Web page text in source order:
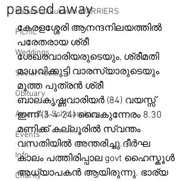
Kedavilakkukal in WARRIERS
Picnic
Weddings
Social Posts
Obituary
Awards & Scholarships
Events
Info
Charity
passed away
കേരളശ്ശേരി ആനന്ദനിലയത്തിൽ
പരേതരായ ശ്രീ
ശേഖരവാരിയരുടെയും, ശ്രീമതി
മാധവിക്കുട്ടി വാരസ്യാരുടെയും
മൂത്ത പുത്രൻ ശ്രീ
ബാലകൃഷ്ണവാരിയർ (84) വയസ്സ്
ഇന്ന് (3-4-24) വൈകുന്നേരം 8.30
മണിക്ക് കല്ലൂരിൽ സ്വന്തം
വസതിയിൽ അന്തരിച്ചു.ദീർഘ
കാലം പത്തിരിപ്പാല govt ഹൈസ്കൂൾ
അധ്യാപകൻ ആയിരുന്നു. ഭാര്യ